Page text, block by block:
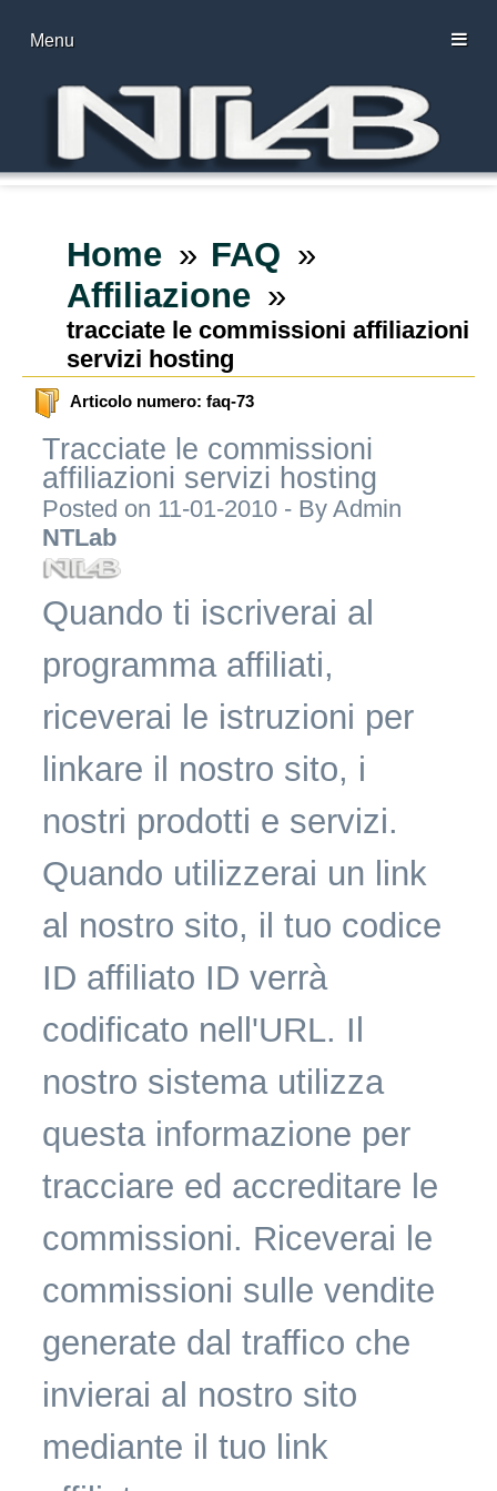
Menu
Home
FAQ
Affiliazione
tracciate le commissioni affiliazioni
servizi hosting
Articolo numero: faq-73
Tracciate le commissioni
affiliazioni servizi hosting
Posted on 11-01-2010 - ByAdmin
NTLab
Quando ti iscriverai al
programma affiliati,
riceverai le istruzioni per
linkare il nostro sito, i
nostri prodotti e servizi.
Quando utilizzerai un link
al nostro sito, il tuo codice
ID affiliato ID verrà
codificato nell'URL. Il
nostro sistema utilizza
questa informazione per
tracciare ed accreditare le
commissioni. Riceverai le
commissioni sulle vendite
generate dal traffico che
invierai al nostro sito
mediante il tuo link